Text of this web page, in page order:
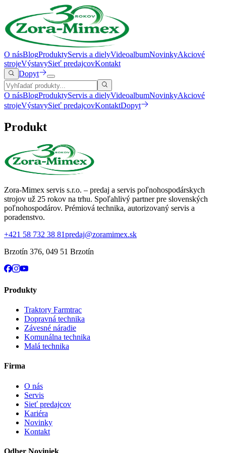
O násBlogProduktyServis a dielyVideoalbumNovinkyAkciové
strojeVýstavySieť predajcovKontakt
Dopyt
O násBlogProduktyServis a dielyVideoalbumNovinkyAkciové
strojeVýstavySieť predajcovKontaktDopyt
Produkt
Zora-Mimex servis s.r.o. – predaj a servis poľnohospodárskych
strojov už 25 rokov na trhu. Spoľahlivý partner pre slovenských
poľnohospodárov. Prémiová technika, autorizovaný servis a
poradenstvo.
+421 58 732 38 81predaj@zoramimex.sk
Brzotín 376, 049 51 Brzotín
Produkty
Traktory Farmtrac
Dopravná technika
Závesné náradie
Komunálna technika
Malá technika
Firma
O nás
Servis
Sieť predajcov
Kariéra
Novinky
Kontakt
Odber Noviniek